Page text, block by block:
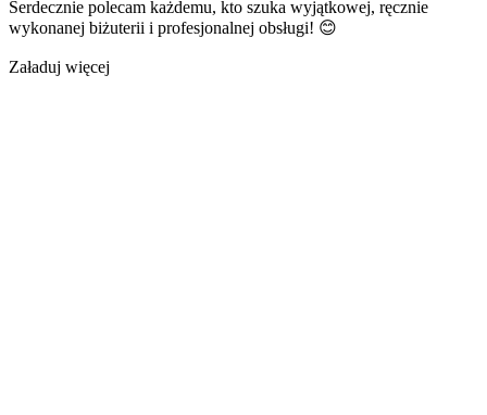
Serdecznie polecam każdemu, kto szuka wyjątkowej, ręcznie
wykonanej biżuterii i profesjonalnej obsługi! 😊
Załaduj więcej